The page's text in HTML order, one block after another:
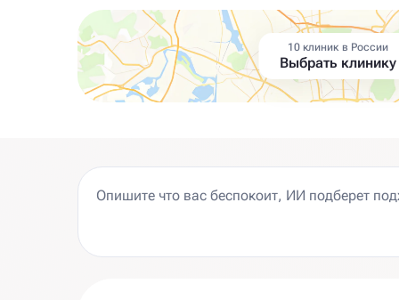
10 клиник в России
Выбрать клинику